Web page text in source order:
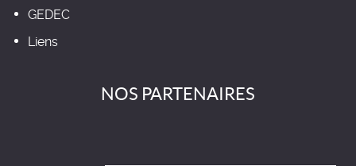
GEDEC
Liens
NOS PARTENAIRES